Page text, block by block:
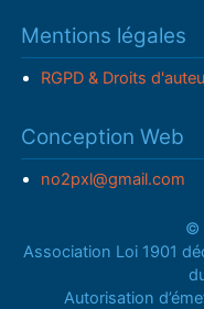
Mentions légales
RGPD & Droits
Conception Web
no2pxl@gmail.com
©
Association Loi 1901
Autorisation